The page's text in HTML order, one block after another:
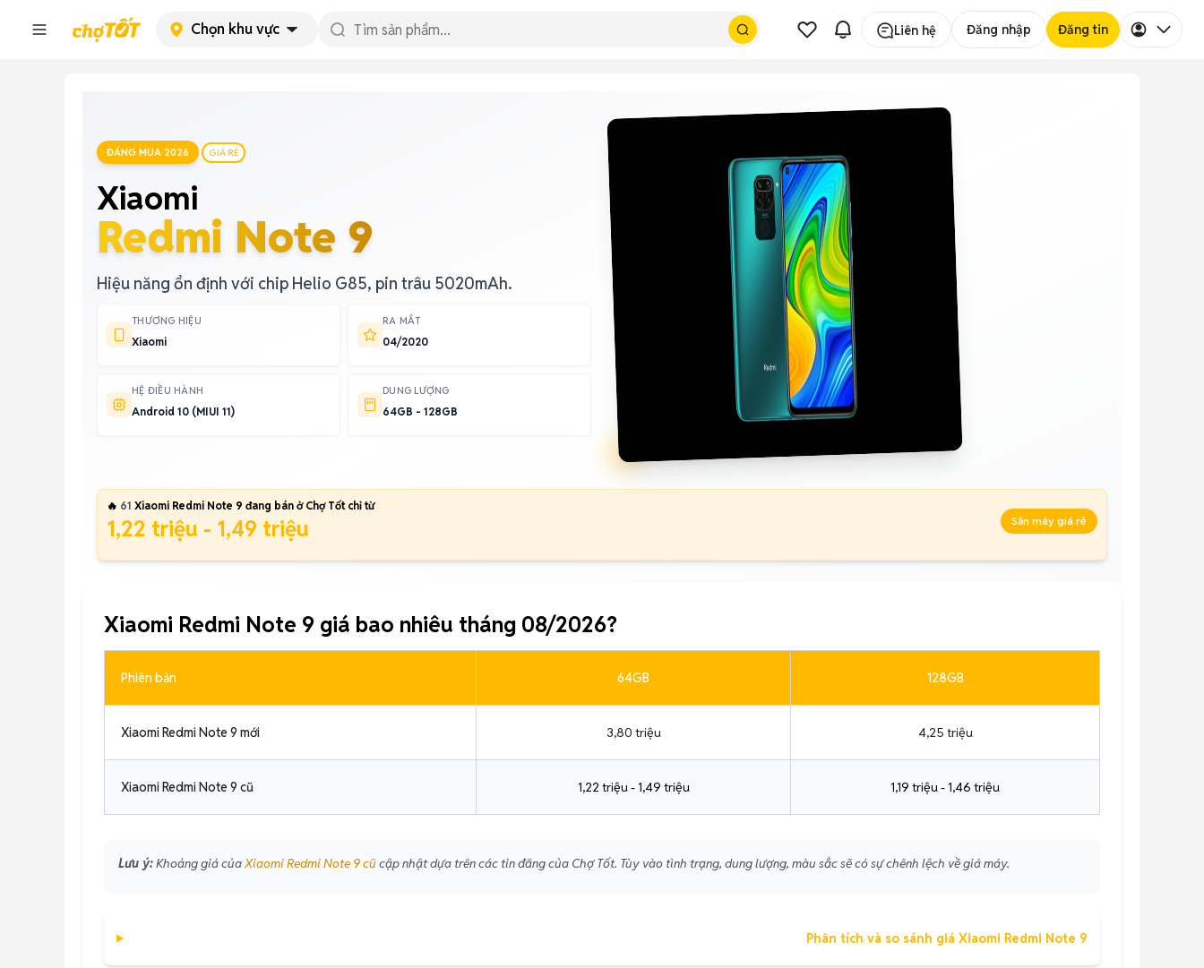
Chọn khu vực Liên hệ Đăng nhập Đăng tin
ĐÁNG MUA 2026 GIÁ RẺ
Xiaomi
Redmi Note 9
Hiệu năng ổn định với chip Helio G85, pin trâu 5020mAh.
THƯƠNG HIỆU
Xiaomi
RA MẮT
04/2020
HỆ ĐIỀU HÀNH
Android 10 (MIUI 11)
DUNG LƯỢNG
64GB - 128GB
🔥 61 Xiaomi Redmi Note 9 đang bán ở Chợ Tốt chỉ từ
1,22 triệu - 1,49 triệu Săn máy giá rẻ
Xiaomi Redmi Note 9 giá bao nhiêu tháng 08/2026?
Phiên bản 64GB 128GB
Xiaomi Redmi Note 9 mới 3,80 triệu 4,25 triệu
Xiaomi Redmi Note 9 cũ 1,22 triệu - 1,49 triệu 1,19 triệu - 1,46 triệu
Lưu ý:Khoảng giá củaXiaomi Redmi Note 9 cũ cập nhật dựa trên các tin đăng của Chợ Tốt. Tùy vào tình trạng, dung lượng, màu sắc sẽ có sự chênh lệch về giá máy.
Phân tích và so sánh giá Xiaomi Redmi Note 9